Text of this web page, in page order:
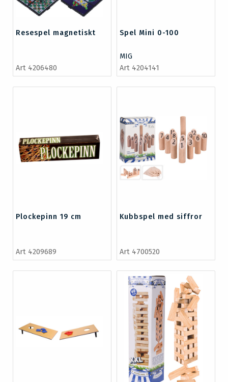
Resespel magnetiskt
Art 4206480
Spel Mini 0-100
MIG
Art 4204141
Plockepinn 19 cm
Art 4209689
Kubbspel med siffror
Art 4700520